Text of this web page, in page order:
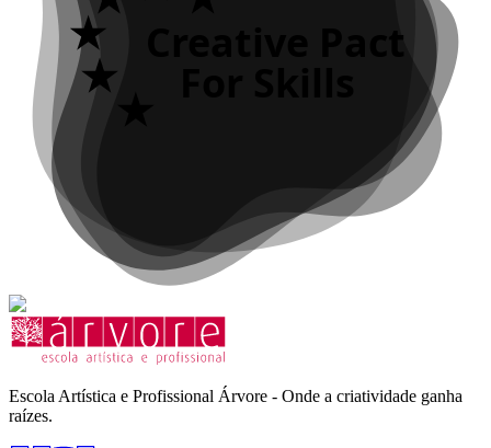
Creative Pact
Escola Artística e Profissional Árvore - Onde a criatividade ganha
raízes.